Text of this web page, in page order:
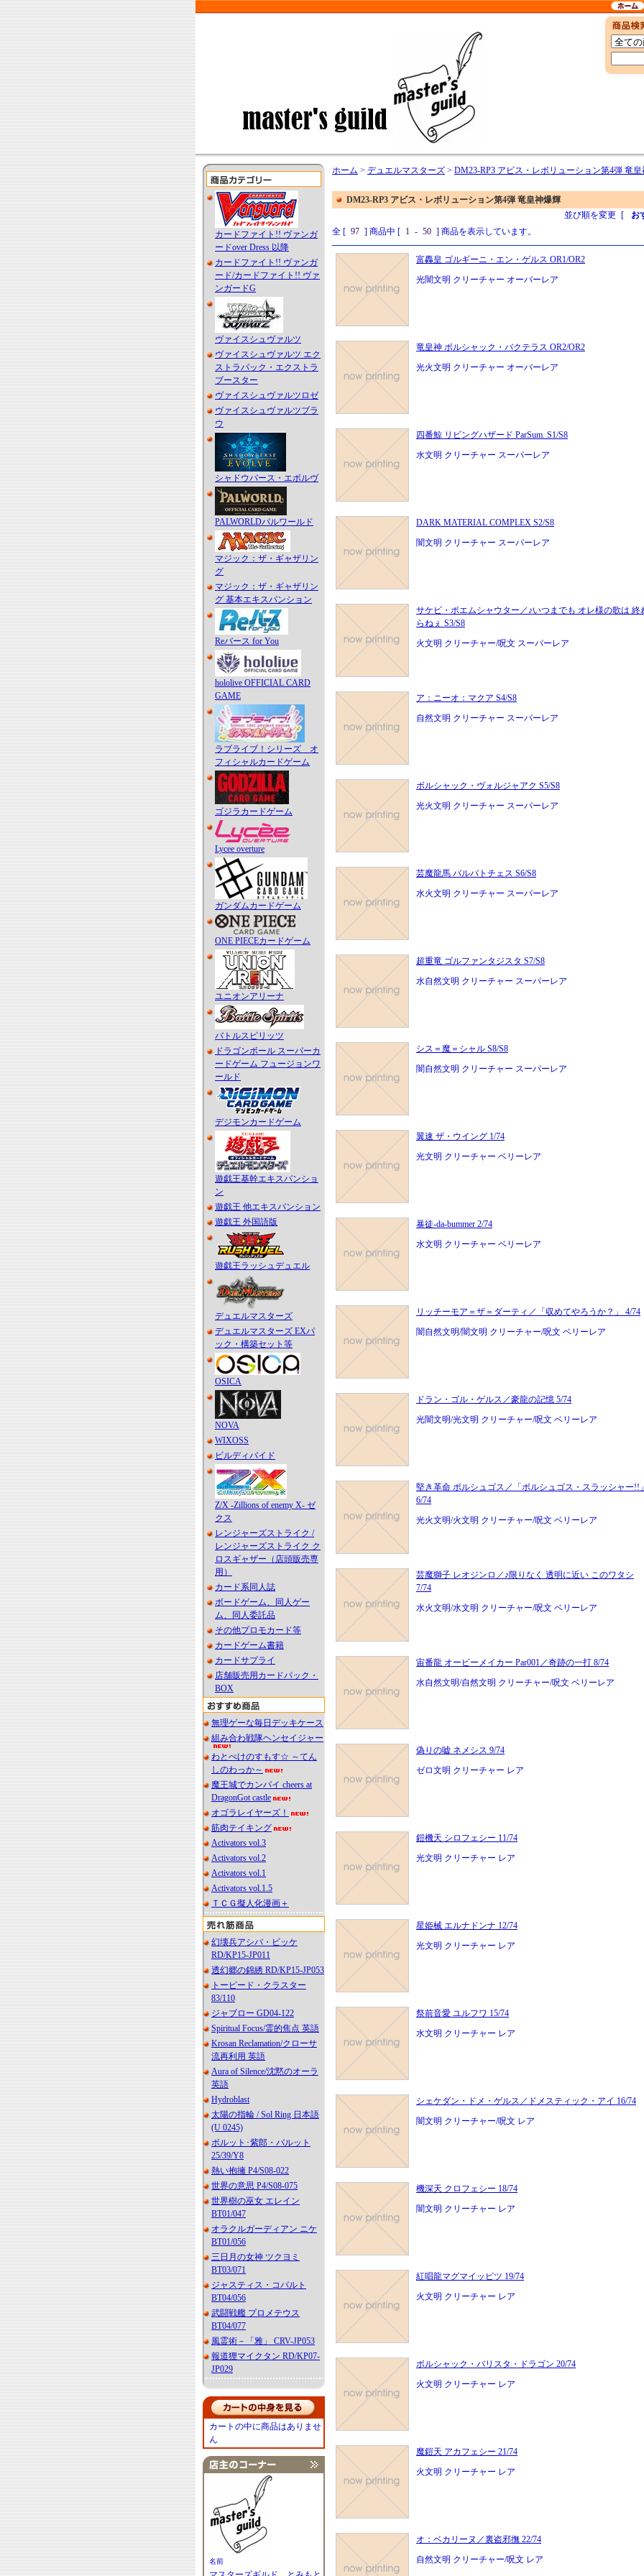
カードファイト!! ヴァンガ
ードover Dress 以降
カードファイト!! ヴァンガ
ード/カードファイト!! ヴァ
ンガードG
ヴァイスシュヴァルツ
ヴァイスシュヴァルツ エク
ストラパック・エクストラ
ブースター
ヴァイスシュヴァルツロゼ
ヴァイスシュヴァルツブラ
ウ
シャドウバース・エボルヴ
PALWORLDパルワールド
マジック：ザ・ギャザリン
グ
マジック：ザ・ギャザリン
グ 基本エキスパンション
Reバース for You
hololive OFFICIAL CARD
GAME
ラブライブ！シリーズ オ
フィシャルカードゲーム
ゴジラカードゲーム
Lycee overture
ガンダムカードゲーム
ONE PIECEカードゲーム
ユニオンアリーナ
バトルスピリッツ
ドラゴンボール スーパーカ
ードゲーム フュージョンワ
ールド
デジモンカードゲーム
遊戯王基幹エキスパンショ
ン
遊戯王 他エキスパンション
遊戯王 外国語版
遊戯王ラッシュデュエル
デュエルマスターズ
デュエルマスターズ EXパ
ック・構築セット等
OSICA
NOVA
WIXOSS
ビルディバイド
Z/X -Zillions of enemy X- ゼ
クス
レンジャーズストライク /
レンジャーズストライク ク
ロスギャザー（店頭販売専
用）
カード系同人誌
ボードゲーム、同人ゲー
ム、同人委託品
その他プロモカード等
カードゲーム書籍
カードサプライ
店舗販売用カードパック・
BOX
無理ゲーな毎日デッキケース
組み合わ戦隊ヘンセイジャー
わとぺけのすもす☆ ～てん
しのわっか～
魔王城でカンパイ cheers at
DragonGot castle
オゴラレイヤーズ！
筋肉テイキング
Activators vol.3
Activators vol.2
Activators vol.1
Activators vol.1.5
ＴＣＧ擬人化漫画＋
幻壊兵アシバ・ビッケ
RD/KP15-JP011
透幻郷の錦綉 RD/KP15-JP053
トーピード・クラスター
83/110
ジャブロー GD04-122
Spiritual Focus/霊的焦点 英語
Krosan Reclamation/クローサ
流再利用 英語
Aura of Silence/沈黙のオーラ
英語
Hydroblast
太陽の指輪 / Sol Ring 日本語
(U 0245)
ボルット･紫郎・バルット
25/39/Y8
熱い抱擁 P4/S08-022
世界の意思 P4/S08-075
世界樹の巫女 エレイン
BT01/047
オラクルガーディアン ニケ
BT01/056
三日月の女神 ツクヨミ
BT03/071
ジャスティス・コバルト
BT04/056
武闘戦艦 プロメテウス
BT04/077
風霊術－「雅」 CRV-JP053
報道狸マイクタン RD/KP07-
JP029
カートの中に商品はありませ
ん
名前
ホーム > デュエルマスターズ > DM23-RP3 アビス・レボリューション第4弾 竜
DM23-RP3 アビス・レボリューション第4弾 竜皇神爆輝
並び順を変更 [ お
全 [ 97 ] 商品中 [ 1 - 50 ] 商品を表示しています。
富轟皇 ゴルギーニ・エン・ゲルス OR1/OR2
光闇文明 クリーチャー オーバーレア
竜皇神 ボルシャック・バクテラス OR2/OR2
光火文明 クリーチャー オーバーレア
四番鯨 リビングハザード ParSum. S1/S8
水文明 クリーチャー スーパーレア
DARK MATERIAL COMPLEX S2/S8
闇文明 クリーチャー スーパーレア
サケビ・ポエムシャウター／♪いつまでも オレ様の歌は 終
らねぇ S3/S8
火文明 クリーチャー/呪文 スーパーレア
ア：ニーオ：マクア S4/S8
自然文明 クリーチャー スーパーレア
ボルシャック・ヴォルジャアク S5/S8
光火文明 クリーチャー スーパーレア
芸魔龍馬 バルバトチェス S6/S8
水火文明 クリーチャー スーパーレア
超重竜 ゴルファンタジスタ S7/S8
水自然文明 クリーチャー スーパーレア
シス＝魔＝シャル S8/S8
闇自然文明 クリーチャー スーパーレア
翼速 ザ・ウイング 1/74
光文明 クリーチャー ベリーレア
暴徒-da-bummer 2/74
水文明 クリーチャー ベリーレア
リッチーモア＝ザ＝ダーティ／「収めてやろうか？」 4/74
闇自然文明/闇文明 クリーチャー/呪文 ベリーレア
ドラン・ゴル・ゲルス／豪龍の記憶 5/74
光闇文明/光文明 クリーチャー/呪文 ベリーレア
堅き革命 ボルシュゴス／「ボルシュゴス・スラッシャー!!」
6/74
光火文明/火文明 クリーチャー/呪文 ベリーレア
芸魔獅子 レオジンロ／♪限りなく 透明に近い このワタシ
7/74
水火文明/水文明 クリーチャー/呪文 ベリーレア
宙番龍 オービーメイカー Par001／奇跡の一打 8/74
水自然文明/自然文明 クリーチャー/呪文 ベリーレア
偽りの嘘 ネメシス 9/74
ゼロ文明 クリーチャー レア
鎧機天 シロフェシー 11/74
光文明 クリーチャー レア
星姫械 エルナドンナ 12/74
光文明 クリーチャー レア
祭前音愛 ユルフワ 15/74
水文明 クリーチャー レア
シェケダン・ドメ・ゲルス／ドメスティック・アイ 16/74
闇文明 クリーチャー/呪文 レア
機深天 クロフェシー 18/74
闇文明 クリーチャー レア
紅唱龍マグマイッピツ 19/74
火文明 クリーチャー レア
ボルシャック・バリスタ・ドラゴン 20/74
火文明 クリーチャー レア
魔鎧天 アカフェシー 21/74
火文明 クリーチャー レア
オ：ベカリーヌ／裏盗邪撫 22/74
自然文明 クリーチャー/呪文 レア